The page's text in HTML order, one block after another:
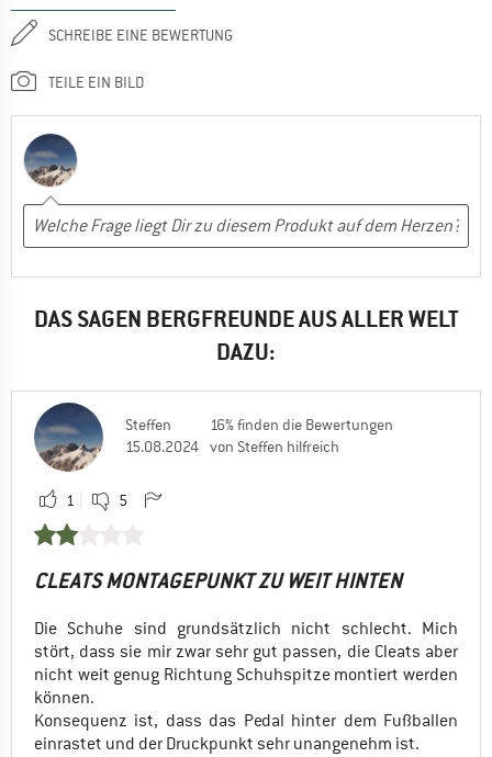
SCHREIBE EINE BEWERTUNG
TEILE EIN BILD
DAS SAGEN BERGFREUNDE AUS ALLER WELT
DAZU:
Steffen
15.08.2024
16% finden die Bewertungen
von Steffen hilfreich
1 5
CLEATS MONTAGEPUNKT ZU WEIT HINTEN
Die Schuhe sind grundsätzlich nicht schlecht. Mich
stört, dass sie mir zwar sehr gut passen, die Cleats aber
nicht weit genug Richtung Schuhspitze montiert werden
können.
Konsequenz ist, dass das Pedal hinter dem Fußballen
einrastet und der Druckpunkt sehr unangenehm ist.